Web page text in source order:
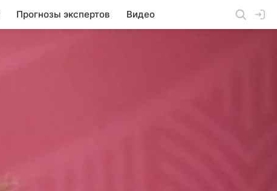
Прогнозы экспертов Видео